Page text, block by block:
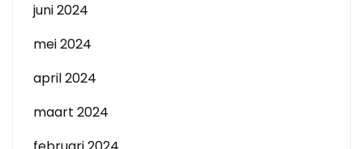
juni 2024
mei 2024
april 2024
maart 2024